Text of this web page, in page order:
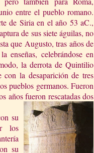
entre el pueblo romano.
de Siria en el año 53 aC.,
de sus siete águilas, no
que Augusto, tras años de
enseñas, celebrándose en
la derrota de Quintilio
la desaparición de tres
pueblos germanos. Fueron
años fueron rescatadas dos
su
los
su